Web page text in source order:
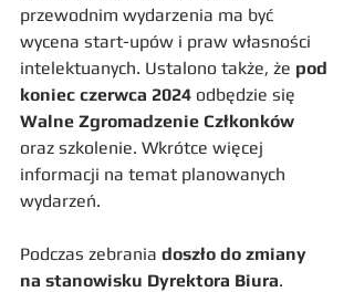
przewodnim wydarzenia ma być
wycena start-upów i praw własności
intelektuanych. Ustalono także, że pod
koniec czerwca 2024 odbędzie się
Walne Zgromadzenie Człkonków
oraz szkolenie. Wkrótce więcej
informacji na temat planowanych
wydarzeń.
Podczas zebrania doszło do zmiany
na stanowisku Dyrektora Biura.